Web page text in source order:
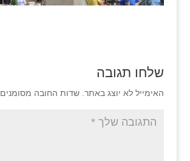
שלחו תגובה
האימייל לא יוצג באתר. שדות החובה מסומנים